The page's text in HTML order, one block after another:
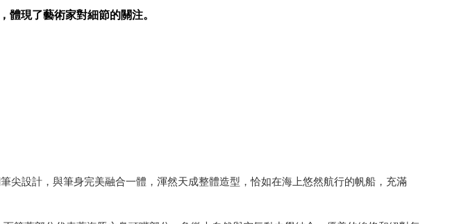
現了藝術家對細節的關注。
尖設計，與筆身完美融合一體，渾然天成整體造型，恰如在海上悠然航行的帆船，充滿